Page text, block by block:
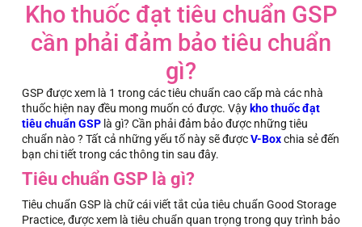
Kho thuốc đạt tiêu chuẩn GSP
cần phải đảm bảo tiêu chuẩn
gì?
GSP được xem là 1 trong các tiêu chuẩn cao cấp mà các nhà
thuốc hiện nay đều mong muốn có được. Vậy kho thuốc đạt
tiêu chuẩn GSPlà gì? Cần phải đảm bảo được những tiêu
chuẩn nào ? Tất cả những yếu tố này sẽ đượcV-Boxchia sẻ đến
bạn chi tiết trong các thông tin sau đây.
Tiêu chuẩn GSP là gì?
Tiêu chuẩn GSP là chữ cái viết tắt của tiêu chuẩn Good Storage
Practice, được xem là tiêu chuẩn quan trọng trong quy trình bảo